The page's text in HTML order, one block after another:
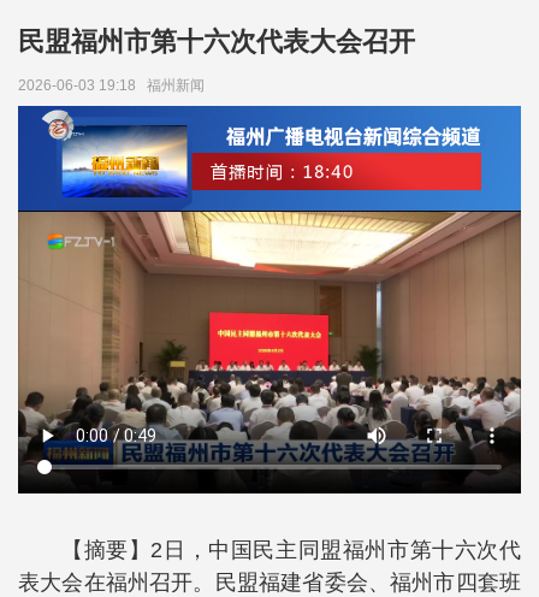
民盟福州市第十六次代表大会召开
2026-06-03 19:18 福州新闻
【摘要】2日，中国民主同盟福州市第十六次代
表大会在福州召开。民盟福建省委会、福州市四套班